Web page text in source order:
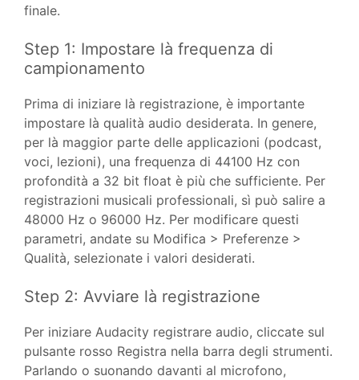
finale.
Step 1: Impostare là frequenza di
campionamento
Prima di iniziare là registrazione, è importante
impostare là qualità audio desiderata. In genere,
per là maggior parte delle applicazioni (podcast,
voci, lezioni), una frequenza di 44100 Hz con
profondità a 32 bit float è più che sufficiente. Per
registrazioni musicali professionali, sì può salire a
48000 Hz o 96000 Hz. Per modificare questi
parametri, andate su Modifica > Preferenze >
Qualità, selezionate i valori desiderati.
Step 2: Avviare là registrazione
Per iniziare Audacity registrare audio, cliccate sul
pulsante rosso Registra nella barra degli strumenti.
Parlando o suonando davanti al microfono,